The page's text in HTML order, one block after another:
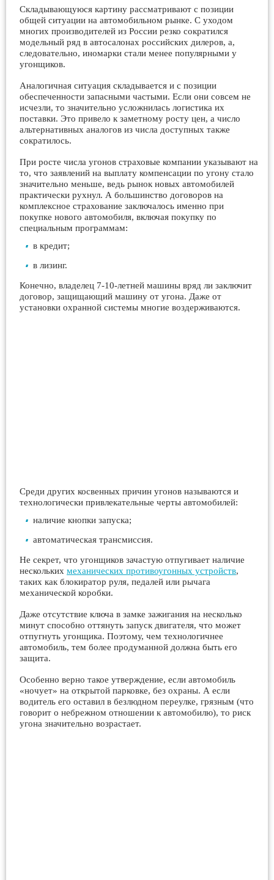
Складывающуюся картину рассматривают с позиции
общей ситуации на автомобильном рынке. С уходом
многих производителей из России резко сократился
модельный ряд в автосалонах российских дилеров, а,
следовательно, иномарки стали менее популярными у
угонщиков.
Аналогичная ситуация складывается и с позиции
обеспеченности запасными частыми. Если они совсем не
исчезли, то значительно усложнилась логистика их
поставки. Это привело к заметному росту цен, а число
альтернативных аналогов из числа доступных также
сократилось.
При росте числа угонов страховые компании указывают на
то, что заявлений на выплату компенсации по угону стало
значительно меньше, ведь рынок новых автомобилей
практически рухнул. А большинство договоров на
комплексное страхование заключалось именно при
покупке нового автомобиля, включая покупку по
специальным программам:
в кредит;
в лизинг.
Конечно, владелец 7-10-летней машины вряд ли заключит
договор, защищающий машину от угона. Даже от
установки охранной системы многие воздерживаются.
Среди других косвенных причин угонов называются и
технологически привлекательные черты автомобилей:
наличие кнопки запуска;
автоматическая трансмиссия.
Не секрет, что угонщиков зачастую отпугивает наличие
нескольких механических противоугонных устройств,
таких как блокиратор руля, педалей или рычага
механической коробки.
Даже отсутствие ключа в замке зажигания на несколько
минут способно оттянуть запуск двигателя, что может
отпугнуть угонщика. Поэтому, чем технологичнее
автомобиль, тем более продуманной должна быть его
защита.
Особенно верно такое утверждение, если автомобиль
«ночует» на открытой парковке, без охраны. А если
водитель его оставил в безлюдном переулке, грязным (что
говорит о небрежном отношении к автомобилю), то риск
угона значительно возрастает.